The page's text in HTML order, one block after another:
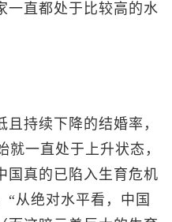
一直都处于比较高的水
持续下降的结婚率，
就一直处于上升状态，
国真的已陷入生育危机
“从绝对水平看，中国